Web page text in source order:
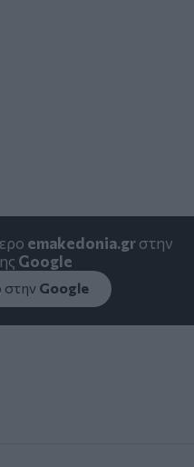
emakedonia.grστην
Google
Google